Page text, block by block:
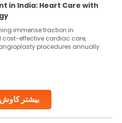
بیشتر کاوش
in India: Heart Care with
immense traction in
effective cardiac care,
procedures annually
like angioplasty and